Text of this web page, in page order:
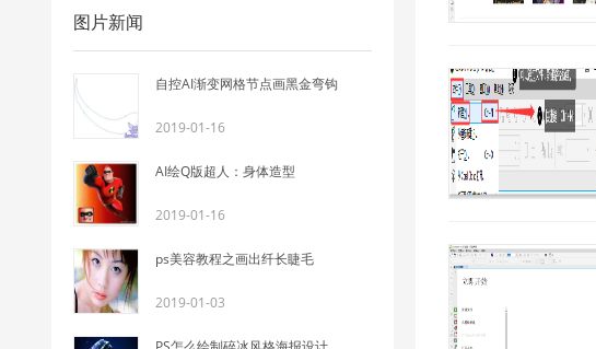
图片新闻
自控AI渐变网格节点画黑金弯钩
2019-01-16
AI绘Q版超人：身体造型
2019-01-16
ps美容教程之画出纤长睫毛
2019-01-03